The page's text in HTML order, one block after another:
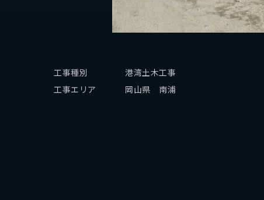
工事種別
港湾土木工事
工事エリア
岡山県 南浦